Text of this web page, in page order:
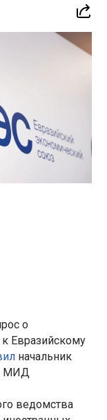
о
Евразийскому
начальник
МИД
ведомства